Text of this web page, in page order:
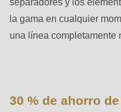
is
deprecated
in
la gama en cualquier
una línea completamente
30 % de ahorro